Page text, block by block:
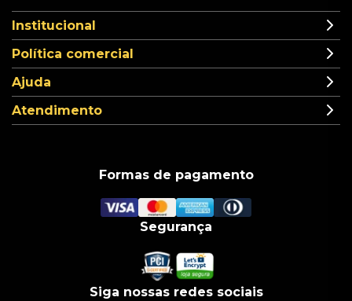
Institucional
Política comercial
Ajuda
Atendimento
Formas de pagamento
Segurança
Siga nossas redes sociais